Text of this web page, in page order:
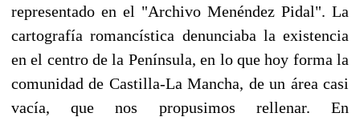
representado en el "Archivo Menéndez Pidal". La
cartografía romancística denunciaba la existencia
en el centro de la Península, en lo que hoy forma la
comunidad de Castilla-La Man­cha, de un área casi
vacía, que nos propusimos rellenar. En